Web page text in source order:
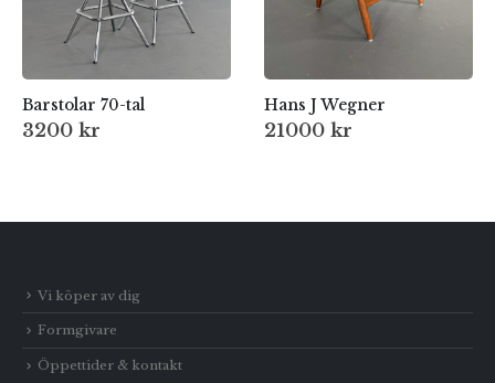
Barstolar 70-tal
3200 kr
Hans J Wegner
21000 kr
Vi köper av dig
Formgivare
Öppettider & kontakt